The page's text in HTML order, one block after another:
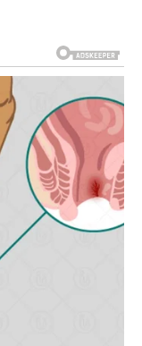
vam život